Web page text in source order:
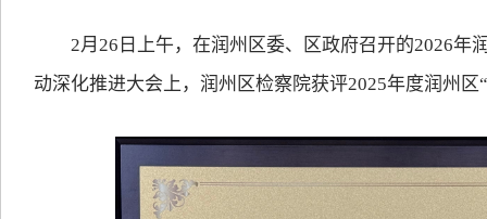
2月26日上午，在润州区委、区政府召开的2026年
动深化推进大会上，润州区检察院获评2025年度润州